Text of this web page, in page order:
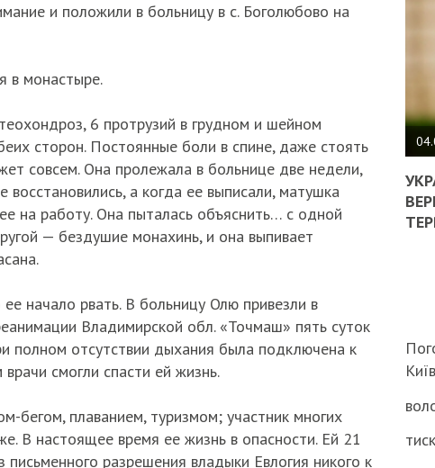
и положили в больницу в с. Боголюбово на
в монастыре.
6 протрузий в грудном и шейном
сторон. Постоянные боли в спине, даже стоять
совсем. Она пролежала в больнице две недели,
восстановились, а когда ее выписали, матушка
на работу. Она пыталась объяснить… с одной
— бездушие монахинь, и она выпивает
начало рвать. В больницу Олю привезли в
Владимирской обл. «Точмаш» пять суток
полном отсутствии дыхания была подключена к
смогли спасти ей жизнь.
бегом, плаванием, туризмом; участник многих
В настоящее время ее жизнь в опасности. Ей 21
письменного разрешения владыки Евлогия никого к
НА
Київ